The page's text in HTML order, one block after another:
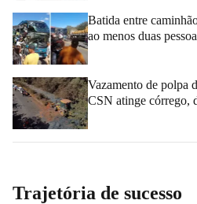
Batida entre
ao menos duas
Vazamento de polpa
CSN atinge córrego,
Trajetória de sucesso